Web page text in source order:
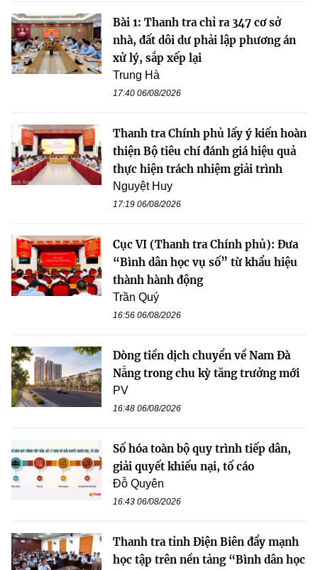
Bài 1: Thanh tra chỉ ra 347 cơ sở
nhà, đất dôi dư phải lập phương án
xử lý, sắp xếp lại
Trung Hà
17:40 06/08/2026
Thanh tra Chính phủ lấy ý kiến hoàn
thiện Bộ tiêu chí đánh giá hiệu quả
thực hiện trách nhiệm giải trình
Nguyệt Huy
17:19 06/08/2026
Cục VI (Thanh tra Chính phủ): Đưa
“Bình dân học vụ số” từ khẩu hiệu
thành hành động
Trần Quý
16:56 06/08/2026
Dòng tiền dịch chuyển về Nam Đà
Nẵng trong chu kỳ tăng trưởng mới
PV
16:48 06/08/2026
Số hóa toàn bộ quy trình tiếp dân,
giải quyết khiếu nại, tố cáo
Đỗ Quyên
16:43 06/08/2026
Thanh tra tỉnh Điện Biên đẩy mạnh
học tập trên nền tảng “Bình dân học